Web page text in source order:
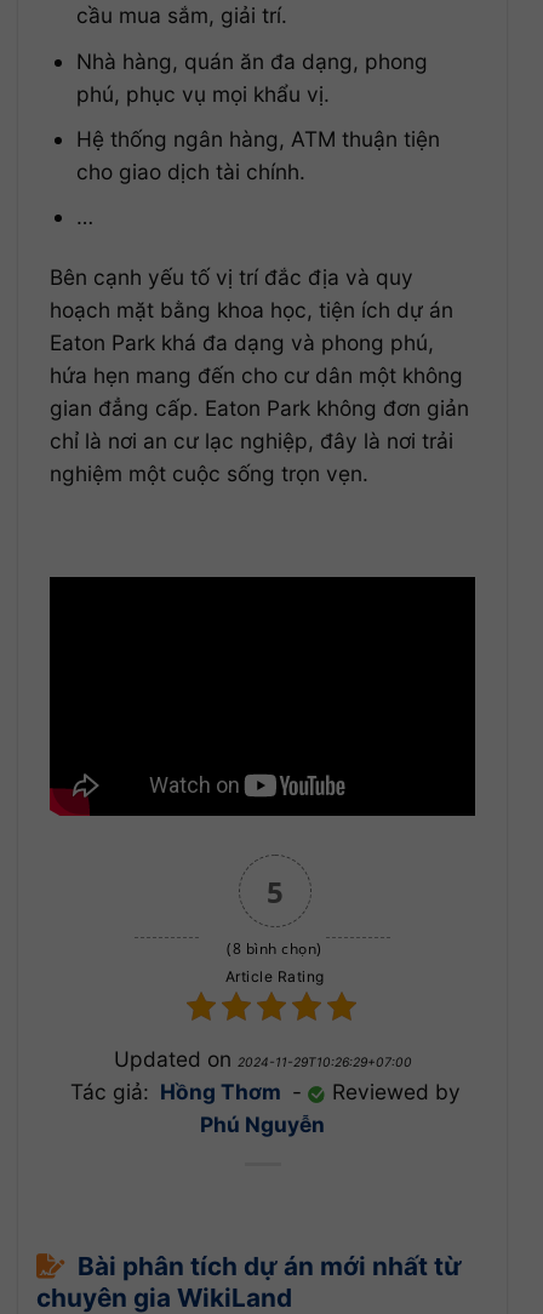
cầu mua sắm, giải trí.
Nhà hàng, quán ăn đa dạng, phong
phú, phục vụ mọi khẩu vị.
Hệ thống ngân hàng, ATM thuận tiện
cho giao dịch tài chính.
…
Bên cạnh yếu tố vị trí đắc địa và quy
hoạch mặt bằng khoa học, tiện ích dự án
Eaton Park khá đa dạng và phong phú,
hứa hẹn mang đến cho cư dân một không
gian đẳng cấp. Eaton Park không đơn giản
chỉ là nơi an cư lạc nghiệp, đây là nơi trải
nghiệm một cuộc sống trọn vẹn.
5
(8 bình chọn)
Article Rating
Updated on 2024-11-29T10:26:29+07:00
Tác giả: Hồng Thơm -
Reviewed by
Phú Nguyễn
Bài phân tích dự án mới nhất từ
chuyên gia WikiLand